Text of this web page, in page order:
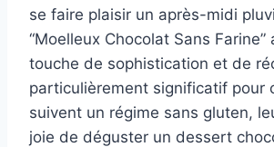
se faire plaisir un après-midi
“Moelleux Chocolat Sans Farine”
touche de sophistication et de
particulièrement significatif pour
suivent un régime sans gluten,
joie de déguster un dessert